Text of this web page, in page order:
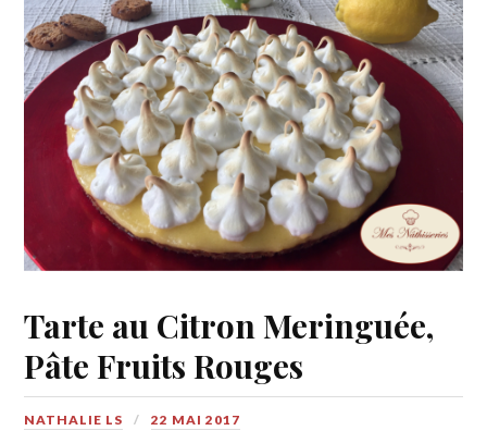
Tarte au Citron Meringuée,
Pâte Fruits Rouges
NATHALIE LS 22 MAI 2017